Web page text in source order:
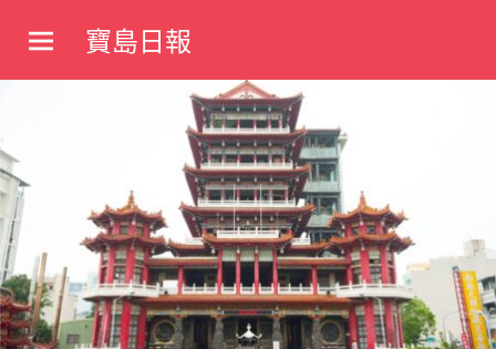
content
寶島日報